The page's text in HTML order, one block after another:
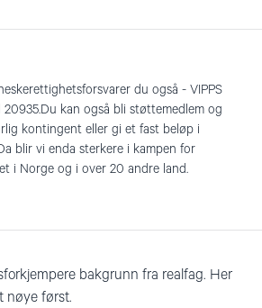
du også - VIPPS
kan også bli støttemedlem og
kontingent eller gi et fast beløp i
blir vi enda sterkere i kampen for
i Norge og i over 20 andre land.
bakgrunn fra realfag. Her
nøye først.